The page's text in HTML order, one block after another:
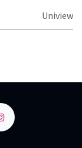
Uniview